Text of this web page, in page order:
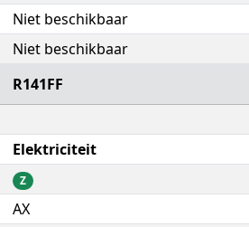
Niet beschikbaar
Niet beschikbaar
R141FF
Elektriciteit
Z
AX